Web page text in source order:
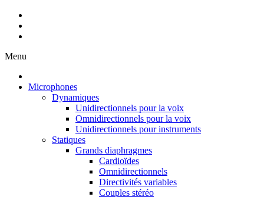
Menu
Microphones
Dynamiques
Unidirectionnels pour la voix
Omnidirectionnels pour la voix
Unidirectionnels pour instruments
Statiques
Grands diaphragmes
Cardioïdes
Omnidirectionnels
Directivités variables
Couples stéréo